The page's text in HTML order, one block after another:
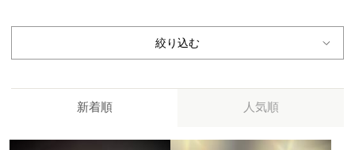
絞り込む
新着順 人気順